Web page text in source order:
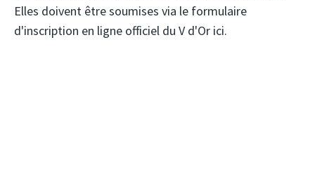
Elles doivent être soumises via le formulaire
d'inscription en ligne officiel du V d'Or ici.